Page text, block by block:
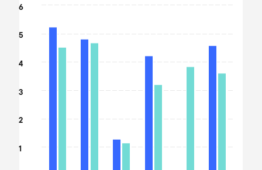
The chart has 1 X axis displaying categories.
The chart has 1 Y axis displaying values. Data ranges from 1.24
1
2
3
4
5
6